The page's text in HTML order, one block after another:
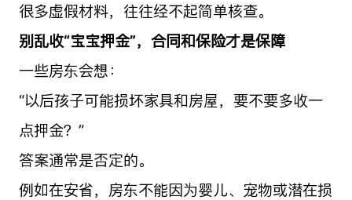
很多虚假材料，往往经不起简单核查。
别乱收“宝宝押金”，合同和保险才是保障
一些房东会想：
“以后孩子可能损坏家具和房屋，要不要多收一
点押金？”
答案通常是否定的。
例如在安省，房东不能因为婴儿、宠物或潜在损